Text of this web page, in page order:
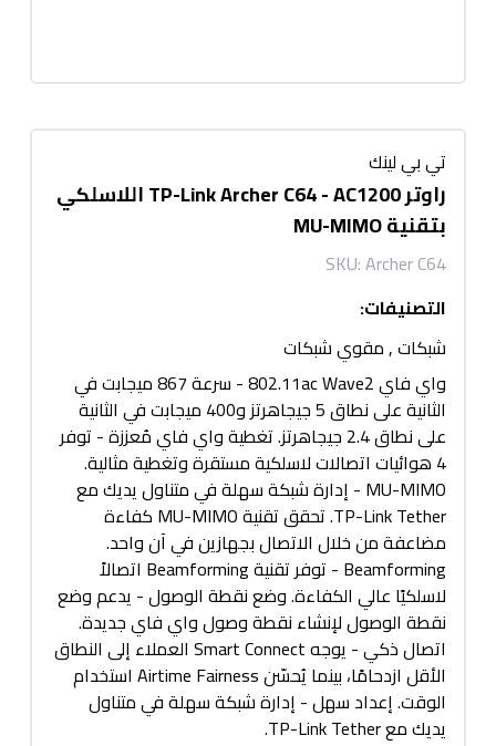
تي بي لينك
راوتر TP-Link Archer C64 - AC1200 اللاسلكي
بتقنية MU-MIMO
SKU:Archer C64
التصنيفات:
شبكات,مقوي شبكات
واي فاي 802.11ac Wave2 - سرعة 867 ميجابت في
الثانية على نطاق 5 جيجاهرتز و400 ميجابت في الثانية
على نطاق 2.4 جيجاهرتز. تغطية واي فاي مُعززة - توفر
4 هوائيات اتصالات لاسلكية مستقرة وتغطية مثالية.
MU-MIMO - إدارة شبكة سهلة في متناول يديك مع
TP-Link Tether. تحقق تقنية MU-MIMO كفاءة
مضاعفة من خلال الاتصال بجهازين في آن واحد.
Beamforming - توفر تقنية Beamforming اتصالاً
لاسلكيًا عالي الكفاءة. وضع نقطة الوصول - يدعم وضع
نقطة الوصول لإنشاء نقطة وصول واي فاي جديدة.
اتصال ذكي - يوجه Smart Connect العملاء إلى النطاق
الأقل ازدحامًا، بينما يُحسّن Airtime Fairness استخدام
الوقت. إعداد سهل - إدارة شبكة سهلة في متناول
يديك مع TP-Link Tether.